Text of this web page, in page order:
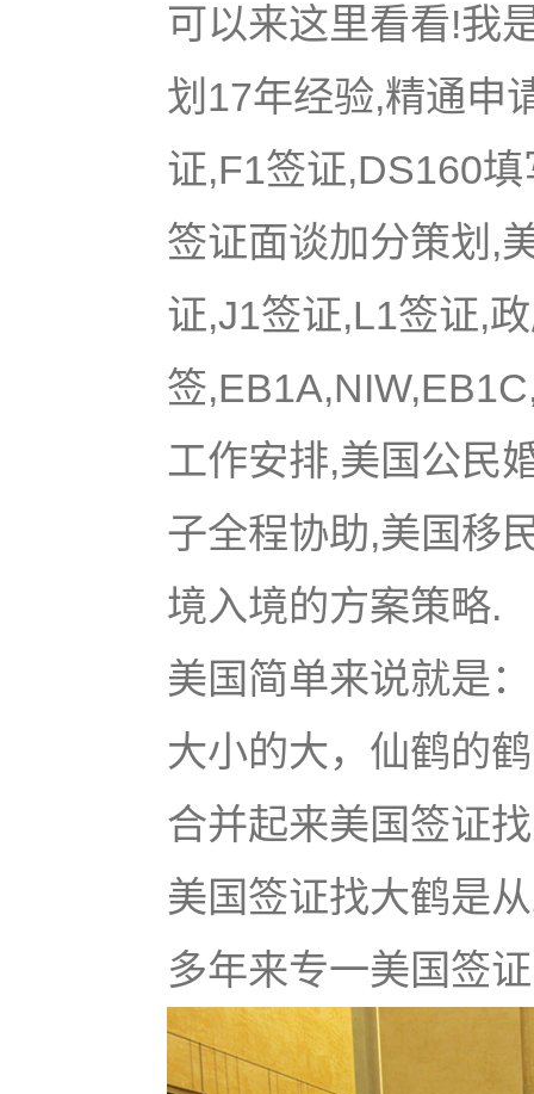
可以来这里看看!我
划17年经验,精通申
证,F1签证,DS160
签证面谈加分策划,
证,J1签证,L1签证,
签
工作安排,美国公民
子全程协助,美国移
境入境的方案策略.
美国简单来说就是
大小的大，仙鹤的
合并起来美国签证
美国签证找大鹤是
多年来专一美国签